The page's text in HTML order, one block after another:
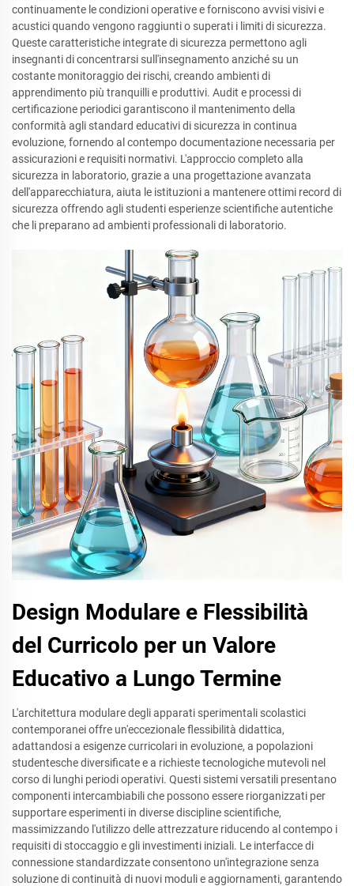
continuamente le condizioni operative e forniscono avvisi visivi e
acustici quando vengono raggiunti o superati i limiti di sicurezza.
Queste caratteristiche integrate di sicurezza permettono agli
insegnanti di concentrarsi sull'insegnamento anziché su un
costante monitoraggio dei rischi, creando ambienti di
apprendimento più tranquilli e produttivi. Audit e processi di
certificazione periodici garantiscono il mantenimento della
conformità agli standard educativi di sicurezza in continua
evoluzione, fornendo al contempo documentazione necessaria per
assicurazioni e requisiti normativi. L'approccio completo alla
sicurezza in laboratorio, grazie a una progettazione avanzata
dell'apparecchiatura, aiuta le istituzioni a mantenere ottimi record di
sicurezza offrendo agli studenti esperienze scientifiche autentiche
che li preparano ad ambienti professionali di laboratorio.
Design Modulare e Flessibilità
del Curricolo per un Valore
Educativo a Lungo Termine
L'architettura modulare degli apparati sperimentali scolastici
contemporanei offre un'eccezionale flessibilità didattica,
adattandosi a esigenze curricolari in evoluzione, a popolazioni
studentesche diversificate e a richieste tecnologiche mutevoli nel
corso di lunghi periodi operativi. Questi sistemi versatili presentano
componenti intercambiabili che possono essere riorganizzati per
supportare esperimenti in diverse discipline scientifiche,
massimizzando l'utilizzo delle attrezzature riducendo al contempo i
requisiti di stoccaggio e gli investimenti iniziali. Le interfacce di
connessione standardizzate consentono un'integrazione senza
soluzione di continuità di nuovi moduli e aggiornamenti, garantendo